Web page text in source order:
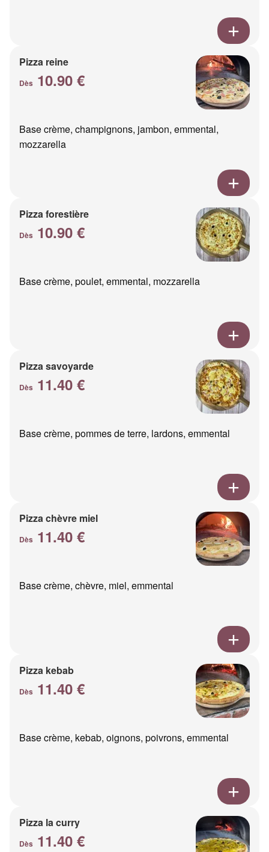
Pizza reine
Dès 10.90 €
Base crème, champignons, jambon, emmental,
mozzarella
Pizza forestière
Dès 10.90 €
Base crème, poulet, emmental, mozzarella
Pizza savoyarde
Dès 11.40 €
Base crème, pommes de terre, lardons, emmental
Pizza chèvre miel
Dès 11.40 €
Base crème, chèvre, miel, emmental
Pizza kebab
Dès 11.40 €
Base crème, kebab, oignons, poivrons, emmental
Pizza la curry
Dès 11.40 €